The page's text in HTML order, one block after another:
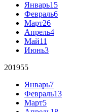
Январь15
Февраль6
Март26
Апрель4
Май11
Июнь3
201955
Январь7
Февраль13
Март5